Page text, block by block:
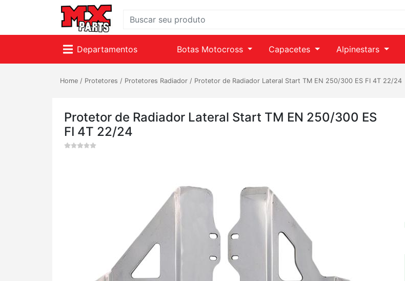
Departamentos Botas Motocross Capacetes Alpinestars
Home / Protetores / Protetores Radiador / Protetor de Radiador Lateral Start TM EN 250/300 ES FI 4T 22/24
Protetor de Radiador Lateral Start TM EN 250/300 ES
FI 4T 22/24